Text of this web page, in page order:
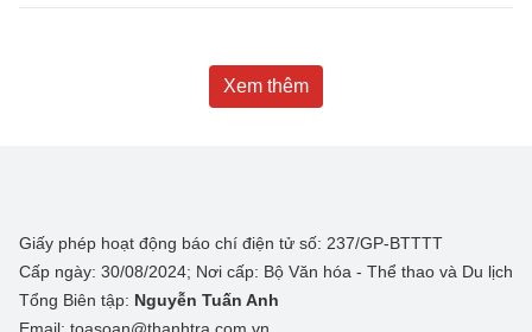
Xem thêm
Giấy phép hoạt động báo chí điện tử số: 237/GP-BTTTT
Cấp ngày: 30/08/2024; Nơi cấp: Bộ Văn hóa - Thể thao và Du lịch
Tổng Biên tập: Nguyễn Tuấn Anh